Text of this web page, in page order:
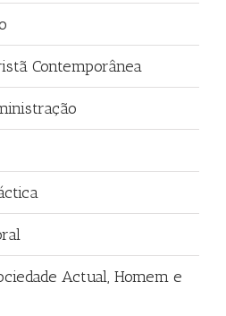
Contemporânea
Actual, Homem e